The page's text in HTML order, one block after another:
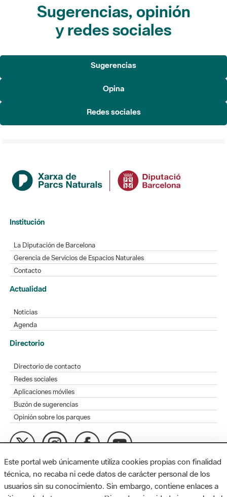
Sugerencias, opinión
y redes sociales
Sugerencias
Opina
Redes sociales
Institución
La Diputación de Barcelona
Gerencia de Servicios de Espacios Naturales
Contacto
Actualidad
Noticias
Agenda
Directorio
Directorio de contacto
Redes sociales
Aplicaciones móviles
Buzón de sugerencias
Opinión sobre los parques
MAPA WEB AVISO LEGAL ACCESIBILIDAD
Diputación de Barcelona. Edifici Llacuna, 1a planta. Badajoz, 49.
Este portal web únicamente utiliza cookies propias con finalidad
técnica, no recaba ni cede datos de carácter personal de los
usuarios sin su conocimiento. Sin embargo, contiene enlaces a